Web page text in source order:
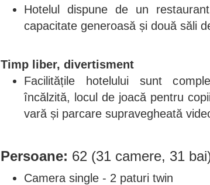
Hotelul dispune de un
capacitate generoasă și două săli
Timp liber, divertisment
Facilitățile hotelului sunt
încălzită, locul de joacă pentru
vară și parcare supravegheată
Persoane: 62 (31 camere, 31
Camera single - 2 paturi twin